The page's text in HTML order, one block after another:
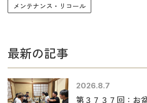
メンテナンス・リコール
最新の記事
2026.8.7
第３７３７回：お